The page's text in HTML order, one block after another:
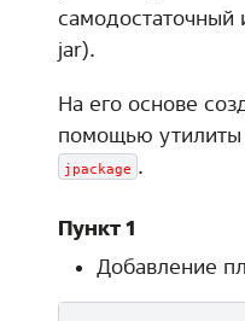
jar).
На его основе
помощью утилиты
jpackage
Пункт 1
Добавление